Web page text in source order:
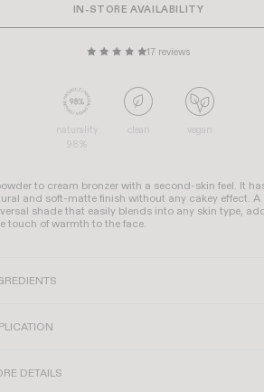
IN-STORE AVAILABILITY
17 reviews
naturality
98%
clean vegan
to cream bronzer with a second-skin feel. It
and soft-matte finish without any cakey effect. A
shade that easily blends into any skin type,
touch of warmth to the face.
DETAILS